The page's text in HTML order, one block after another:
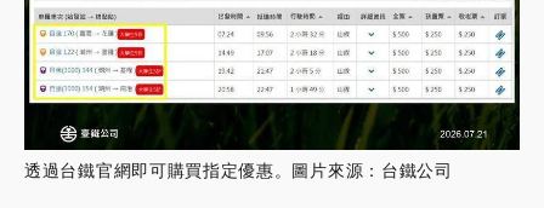
透過台鐵官網即可購買指定優惠。圖片來源：台鐵公司